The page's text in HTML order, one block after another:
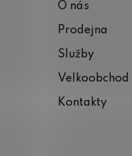
O nás
Prodejna
Služby
Velkoobchod
Kontakty